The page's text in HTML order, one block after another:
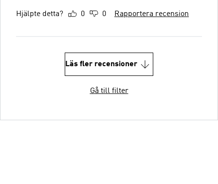
Hjälpte detta? 0 0 Rapportera recension
Läs fler recensioner
Gå till filter